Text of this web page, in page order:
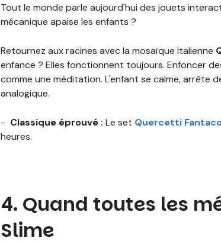
Tout le monde parle aujourd'hui des jouets
mécanique apaise les enfants ?
Retournez aux racines avec la mosaïque italienne
enfance ? Elles fonctionnent toujours. Enfoncer
comme une méditation. L'enfant se calme, arrête
analogique.
Classique éprouvé : Le set Quercetti
heures.
4. Quand toutes les
Slime